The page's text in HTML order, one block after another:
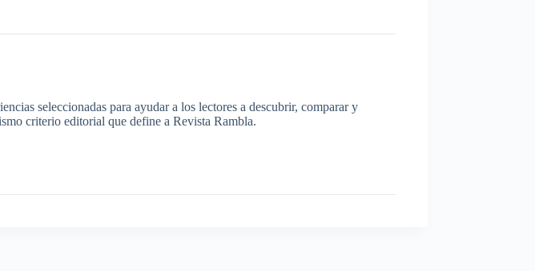
seleccionadas para ayudar a los lectores a descubrir, comparar y
criterio editorial que define a Revista Rambla.